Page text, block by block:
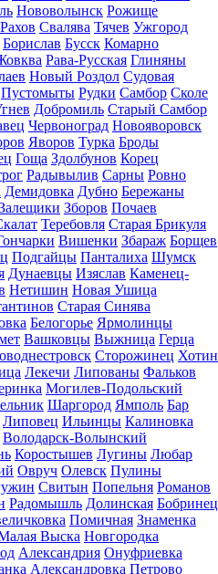
Нововолынск Рожище
Рахов Свалява Тячев Ужгород
Борислав Бусск Комарно
Рава-Русская Глиняны
Новый Роздол Судовая
Пустомыты Рудки Самбор Сколе
Добромиль Старый Самбор
Червоноград Новояворовск
Яворов Турка Броды
Гоща Здолбунов Корец
Радывылив Сарны Ровно
Демидовка Дубно Бережаны
Зборов Почаев
Теребовля Старая Брикуля
Вишенки Збараж Борщев
Подгайцы Панталиха Шумск
Дунаевцы Изяслав Каменец-
Нетишин Новая Ушица
Старая Синява
Белогорье Ярмолинцы
Вашковцы Выжница Герца
Сторожинец Хотин
Лекечи Липованы Фальков
Могилев-Подольский
Шаргород Ямполь Бар
Липовец Ильинцы Калиновка
Володарск-Волынский
Коростышев Лугины Любар
Овруч Олевск Пулины
Свитын Попельня Романов
Радомышль Долинская Бобринец
Помичная Знаменка
Выска Новгородка
Александрия Онуфриевка
Александровка Петрово